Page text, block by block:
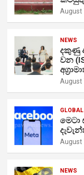
August
NEWS
දකුණු
වන
August
GLOBAL
August
NEWS